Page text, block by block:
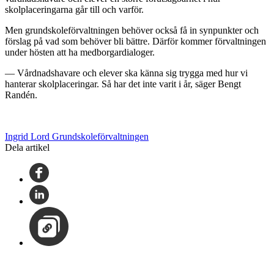
skolplaceringarna går till och varför.
Men grundskoleförvaltningen behöver också få in synpunkter och
förslag på vad som behöver bli bättre. Därför kommer förvaltningen
under hösten att ha medborgardialoger.
— Vårdnadshavare och elever ska känna sig trygga med hur vi
hanterar skolplaceringar. Så har det inte varit i år, säger Bengt
Randén.
Ingrid Lord Grundskoleförvaltningen
Dela artikel